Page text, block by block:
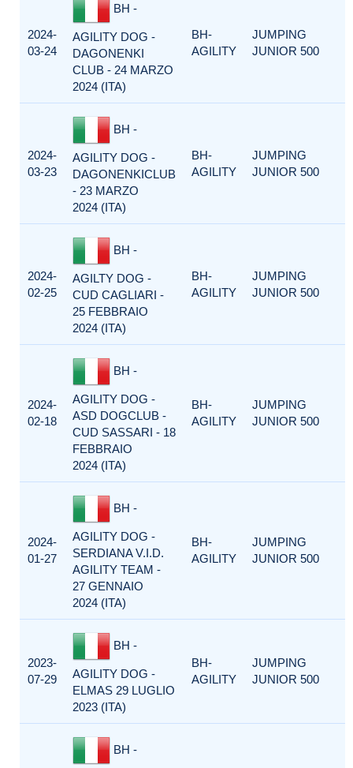
2024-
03-24
BH -
AGILITY DOG -
DAGONENKI
CLUB - 24 MARZO
2024 (ITA)
BH-
AGILITY
JUMPING
JUNIOR 500
2024-
03-23
BH -
AGILITY DOG -
DAGONENKICLUB
- 23 MARZO
2024 (ITA)
BH-
AGILITY
JUMPING
JUNIOR 500
2024-
02-25
BH -
AGILTY DOG -
CUD CAGLIARI -
25 FEBBRAIO
2024 (ITA)
BH-
AGILITY
JUMPING
JUNIOR 500
2024-
02-18
BH -
AGILITY DOG -
ASD DOGCLUB -
CUD SASSARI - 18
FEBBRAIO
2024 (ITA)
BH-
AGILITY
JUMPING
JUNIOR 500
2024-
01-27
BH -
AGILITY DOG -
SERDIANA V.I.D.
AGILITY TEAM -
27 GENNAIO
2024 (ITA)
BH-
AGILITY
JUMPING
JUNIOR 500
2023-
07-29
BH -
AGILITY DOG -
ELMAS 29 LUGLIO
2023 (ITA)
BH-
AGILITY
JUMPING
JUNIOR 500
BH -